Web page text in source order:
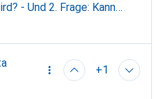
- Und 2. Frage: Kann
Pro ohne „WLAN only“
+1